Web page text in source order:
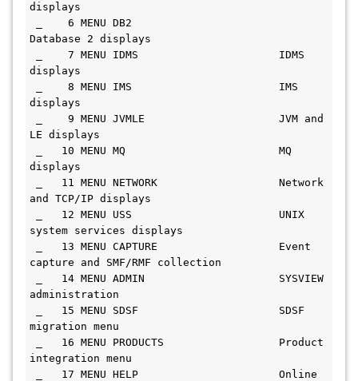
displays
_    6 MENU DB2
Database 2 displays
_    7 MENU IDMS                      IDMS
displays
_    8 MENU IMS                       IMS
displays
_    9 MENU JVMLE                     JVM and
LE displays
_   10 MENU MQ                        MQ
displays
_   11 MENU NETWORK                   Network
and TCP/IP displays
_   12 MENU USS                       UNIX
system services displays
_   13 MENU CAPTURE                   Event
capture and SMF/RMF collection
_   14 MENU ADMIN                     SYSVIEW
administration
_   15 MENU SDSF                      SDSF
migration menu
_   16 MENU PRODUCTS                  Product
integration menu
_   17 MENU HELP                      Online